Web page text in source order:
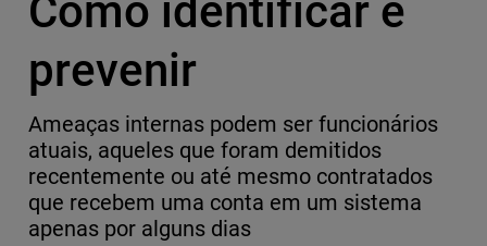
Como identificar e
prevenir
Ameaças internas podem ser funcionários
atuais, aqueles que foram demitidos
recentemente ou até mesmo contratados
que recebem uma conta em um sistema
apenas por alguns dias